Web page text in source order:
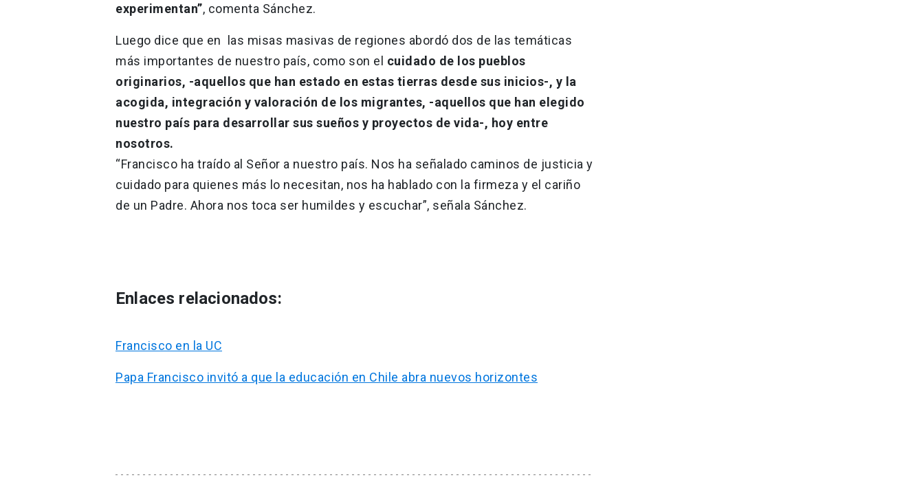
experimentan”, comenta Sánchez.
Luego dice que en las misas masivas de regiones abordó dos de las temáticas
más importantes de nuestro país, como son el cuidado de los pueblos
originarios, -aquellos que han estado en estas tierras desde sus inicios-, y la
acogida, integración y valoración de los migrantes, -aquellos que han elegido
nuestro país para desarrollar sus sueños y proyectos de vida-, hoy entre
nosotros.
“Francisco ha traído al Señor a nuestro país. Nos ha señalado caminos de justicia y
cuidado para quienes más lo necesitan, nos ha hablado con la firmeza y el cariño
de un Padre. Ahora nos toca ser humildes y escuchar”, señala Sánchez.
Enlaces relacionados:
Francisco en la UC
Papa Francisco invitó a que la educación en Chile abra nuevos horizontes